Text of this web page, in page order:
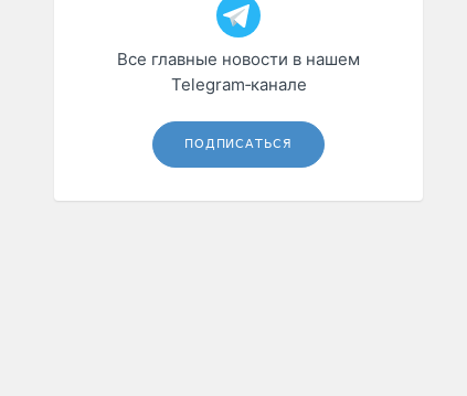
Все главные новости в нашем
Telegram‑канале
ПОДПИСАТЬСЯ